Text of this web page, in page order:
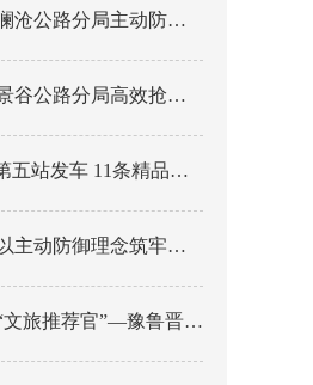
防御成功处置214国道山体崩塌险情
局高效抢通紧急送医村路
11条精品线路串起全域风光
御理念筑牢汛期安全防线
四地市交旅融合让游客一下高速就“入戏”